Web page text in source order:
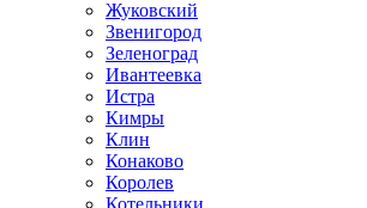
Жуковский
Звенигород
Зеленоград
Ивантеевка
Истра
Кимры
Клин
Конаково
Королев